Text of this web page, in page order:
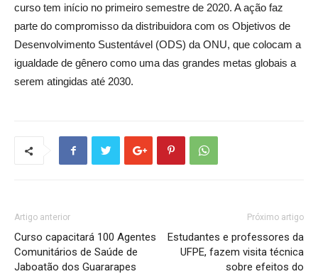
curso tem início no primeiro semestre de 2020. A ação faz
parte do compromisso da distribuidora com os Objetivos de
Desenvolvimento Sustentável (ODS) da ONU, que colocam a
igualdade de gênero como uma das grandes metas globais a
serem atingidas até 2030.
Artigo anterior
Curso capacitará 100 Agentes
Comunitários de Saúde de
Jaboatão dos Guararapes
Próximo artigo
Estudantes e professores da
UFPE, fazem visita técnica
sobre efeitos do